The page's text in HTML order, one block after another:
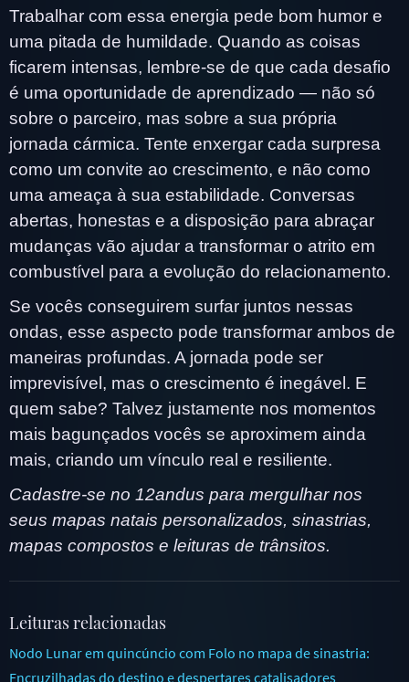
Trabalhar com essa energia pede bom humor e
uma pitada de humildade. Quando as coisas
ficarem intensas, lembre-se de que cada desafio
é uma oportunidade de aprendizado — não só
sobre o parceiro, mas sobre a sua própria
jornada cármica. Tente enxergar cada surpresa
como um convite ao crescimento, e não como
uma ameaça à sua estabilidade. Conversas
abertas, honestas e a disposição para abraçar
mudanças vão ajudar a transformar o atrito em
combustível para a evolução do relacionamento.
Se vocês conseguirem surfar juntos nessas
ondas, esse aspecto pode transformar ambos de
maneiras profundas. A jornada pode ser
imprevisível, mas o crescimento é inegável. E
quem sabe? Talvez justamente nos momentos
mais bagunçados vocês se aproximem ainda
mais, criando um vínculo real e resiliente.
Cadastre-se no 12andus para mergulhar nos
seus mapas natais personalizados, sinastrias,
mapas compostos e leituras de trânsitos.
Leituras relacionadas
Nodo Lunar em quincúncio com Folo no mapa de sinastria:
Encruzilhadas do destino e despertares catalisadores